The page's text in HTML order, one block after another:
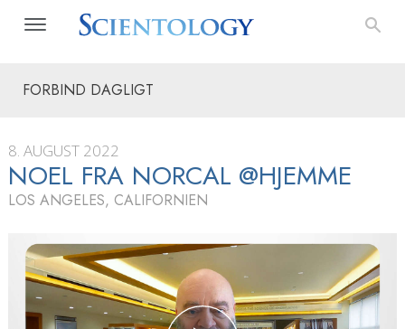
FORBIND DAGLIGT
8. AUGUST 2022
NOEL FRA NORCAL @HJEMME
LOS ANGELES, CALIFORNIEN